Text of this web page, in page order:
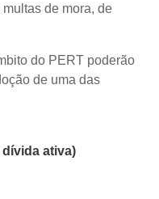
de mora, de
do PERT poderão
de uma das
ativa)